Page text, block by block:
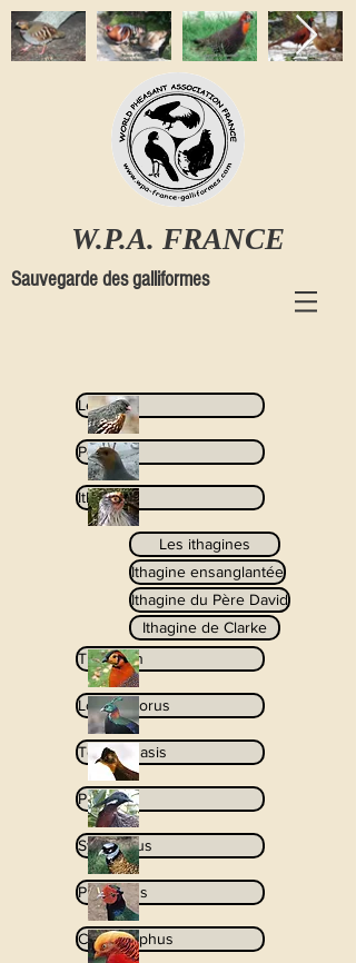
W.P.A. FRANCE
Sauvegarde des galliformes
Lerwa
Perdix
Ithaginis
Les ithagines
Ithagine ensanglantée
Ithagine du Père David
Ithagine de Clarke
Tragopan
Lophophorus
Tetraophasis
Pucrasia
Syrmaticus
Phasianus
Chrysolophus